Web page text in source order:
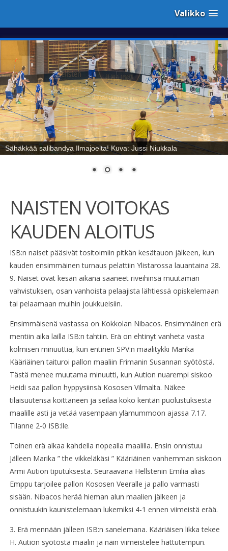
Valikko
Sähäkkää salibandya Ilmajoelta! Kuva: Jussi Niukkala
NAISTEN VOITOKAS
KAUDEN ALOITUS
ISB:n naiset pääsivät tositoimiin pitkän kesätauon jälkeen, kun
kauden ensimmäinen turnaus pelattiin Ylistarossa lauantaina 28.
9. Naiset ovat kesän aikana saaneet riveihinsä muutaman
vahvistuksen, osan vanhoista pelaajista lähtiessä opiskelemaan
tai pelaamaan muihin joukkueisiin.
Ensimmäisenä vastassa on Kokkolan Nibacos. Ensimmäinen erä
mentiin aika lailla ISB:n tahtiin. Erä on ehtinyt vanheta vasta
kolmisen minuuttia, kun entinen SPV:n maalitykki Marika
Kääriäinen taituroi pallon maaliin Frimanin Susannan syötöstä.
Tästä menee muutama minuutti, kun Aution nuarempi siskoo
Heidi saa pallon hyppysiinsä Kososen Vilmalta. Näkee
tilaisuutensa koittaneen ja seilaa koko kentän puolustuksesta
maalille asti ja vetää vasempaan ylämummoon ajassa 7.17.
Tilanne 2-0 ISB:lle.
Toinen erä alkaa kahdella nopealla maalilla. Ensin onnistuu
Jälleen Marika ” the vikkeläkäsi ” Kääriäinen vanhemman siskoon
Armi Aution tiputuksesta. Seuraavana Hellstenin Emilia alias
Emppu tarjoilee pallon Kososen Veeralle ja pallo varmasti
sisään. Nibacos herää hieman alun maalien jälkeen ja
onnistuukin kaunistelemaan lukemiksi 4-1 ennen viimeistä erää.
3. Erä mennään jälleen ISB:n sanelemana. Kääriäisen likka tekee
H. Aution syötöstä maalin ja näin viimeistelee hattutempun.